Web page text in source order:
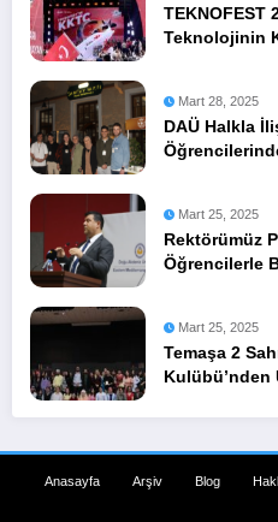
TEKNOFEST
Teknolojinin
Mart 28, 2025
DAÜ Halkla
Mart 25, 2025
Rektörümüz
Öğrencilerle
Mart 25, 2025
Temaşa 2
Kulübü’nden
Anasayfa Arşiv Blog